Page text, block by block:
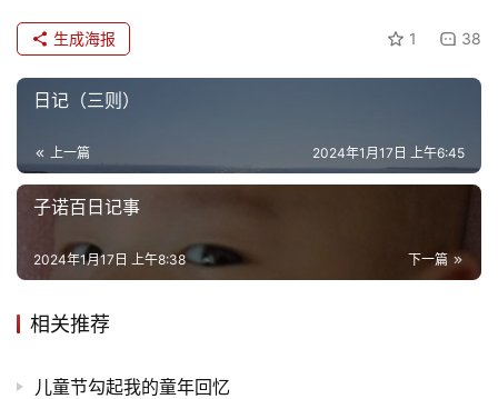
1 38
生成海报
日记（三则）
上一篇 2024年1月17日 上午6:45
子诺百日记事
下一篇
2024年1月17日 上午8:38
相关推荐
儿童节勾起我的童年回忆